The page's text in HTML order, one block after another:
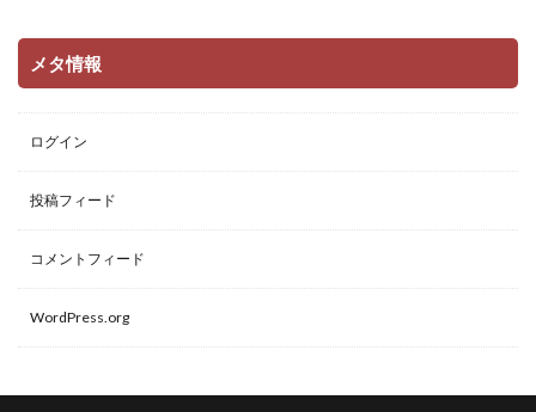
メタ情報
ログイン
投稿フィード
コメントフィード
WordPress.org